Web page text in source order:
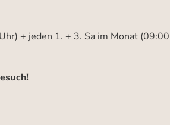
+ jeden 1. + 3. Sa im Monat